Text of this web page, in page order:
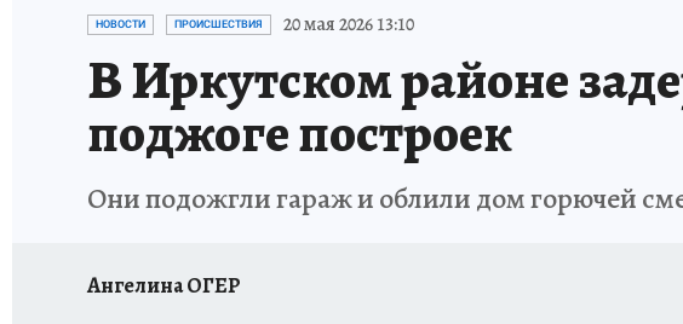
ПРОИСШЕСТВИЯ АФИША
НОВОСТИ ПРОИСШЕСТВИЯ 20 мая 2026 13:10
В Иркутском районе
поджоге построек
Они подожгли гараж и облили дом горючей
Ангелина ОГЕР